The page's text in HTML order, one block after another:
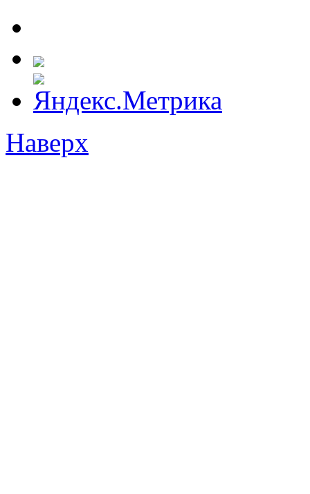
Наверх